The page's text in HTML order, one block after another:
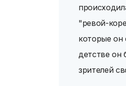
"ревой-
которые он
детстве он
зрителей